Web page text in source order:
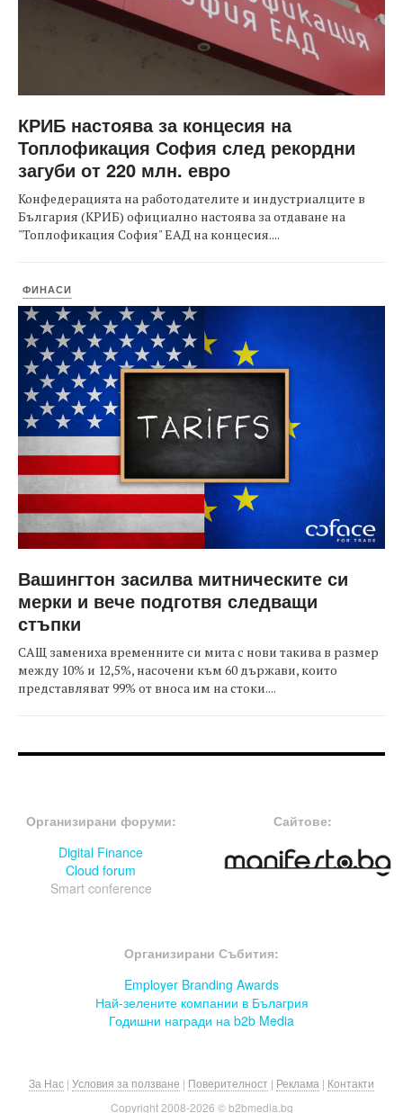
КРИБ настоява за концесия на
Топлофикация София след рекордни
загуби от 220 млн. евро
Конфедерацията на работодателите и индустриалците в
България (КРИБ) официално настоява за отдаване на
"Топлофикация София" ЕАД на концесия....
ФИНАСИ
Вашингтон засилва митническите си
мерки и вече подготвя следващи
стъпки
САЩ замениха временните си мита с нови такива в размер
между 10% и 12,5%, насочени към 60 държави, които
представляват 99% от вноса им на стоки....
Организирани форуми:
Digital Finance
Cloud forum
Smart conference
Сайтове:
Организирани Събития:
Employer Branding Awards
Най-зелените компании в Бълагрия
Годишни награди на b2b Media
За Нас | Условия за ползване | Поверителност | Реклама | Контакти
Copyright 2008-2026 © b2bmedia.bg